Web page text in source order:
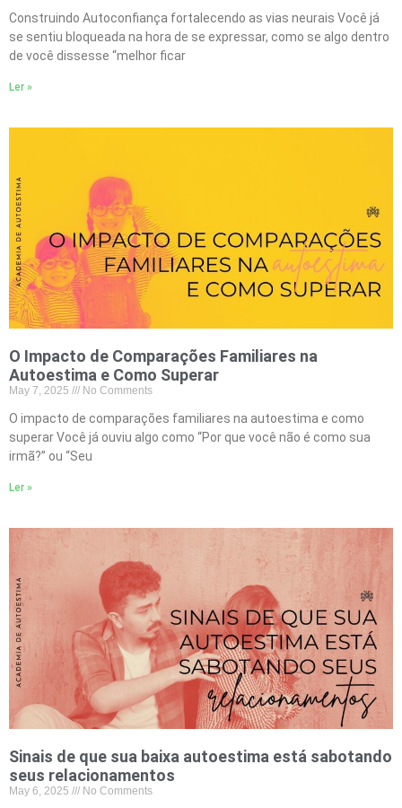
Construindo Autoconfiança fortalecendo as vias neurais Você já
se sentiu bloqueada na hora de se expressar, como se algo dentro
de você dissesse “melhor ficar
Ler »
O Impacto de Comparações Familiares na
Autoestima e Como Superar
May 7, 2025 No Comments
O impacto de comparações familiares na autoestima e como
superar Você já ouviu algo como “Por que você não é como sua
irmã?” ou “Seu
Ler »
Sinais de que sua baixa autoestima está sabotando
seus relacionamentos
May 6, 2025 No Comments